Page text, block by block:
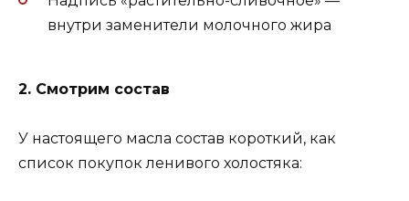
внутри заменители молочного жира
2. Смотрим состав
У настоящего масла состав короткий, как
список покупок ленивого холостяка: